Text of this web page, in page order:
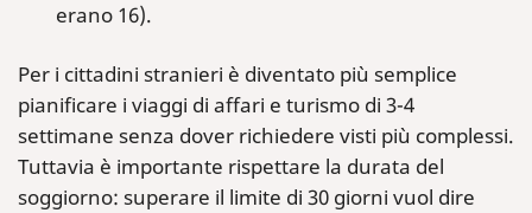
erano 16).
Per i cittadini stranieri è diventato più semplice
pianificare i viaggi di affari e turismo di 3-4
settimane senza dover richiedere visti più complessi.
Tuttavia è importante rispettare la durata del
soggiorno: superare il limite di 30 giorni vuol dire